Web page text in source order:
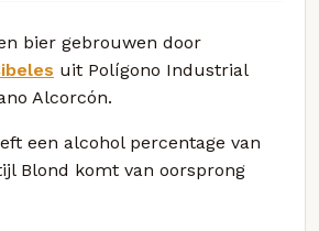
bier gebrouwen door
uit Polígono Industrial
Alcorcón.
een alcohol percentage van
Blond komt van oorsprong